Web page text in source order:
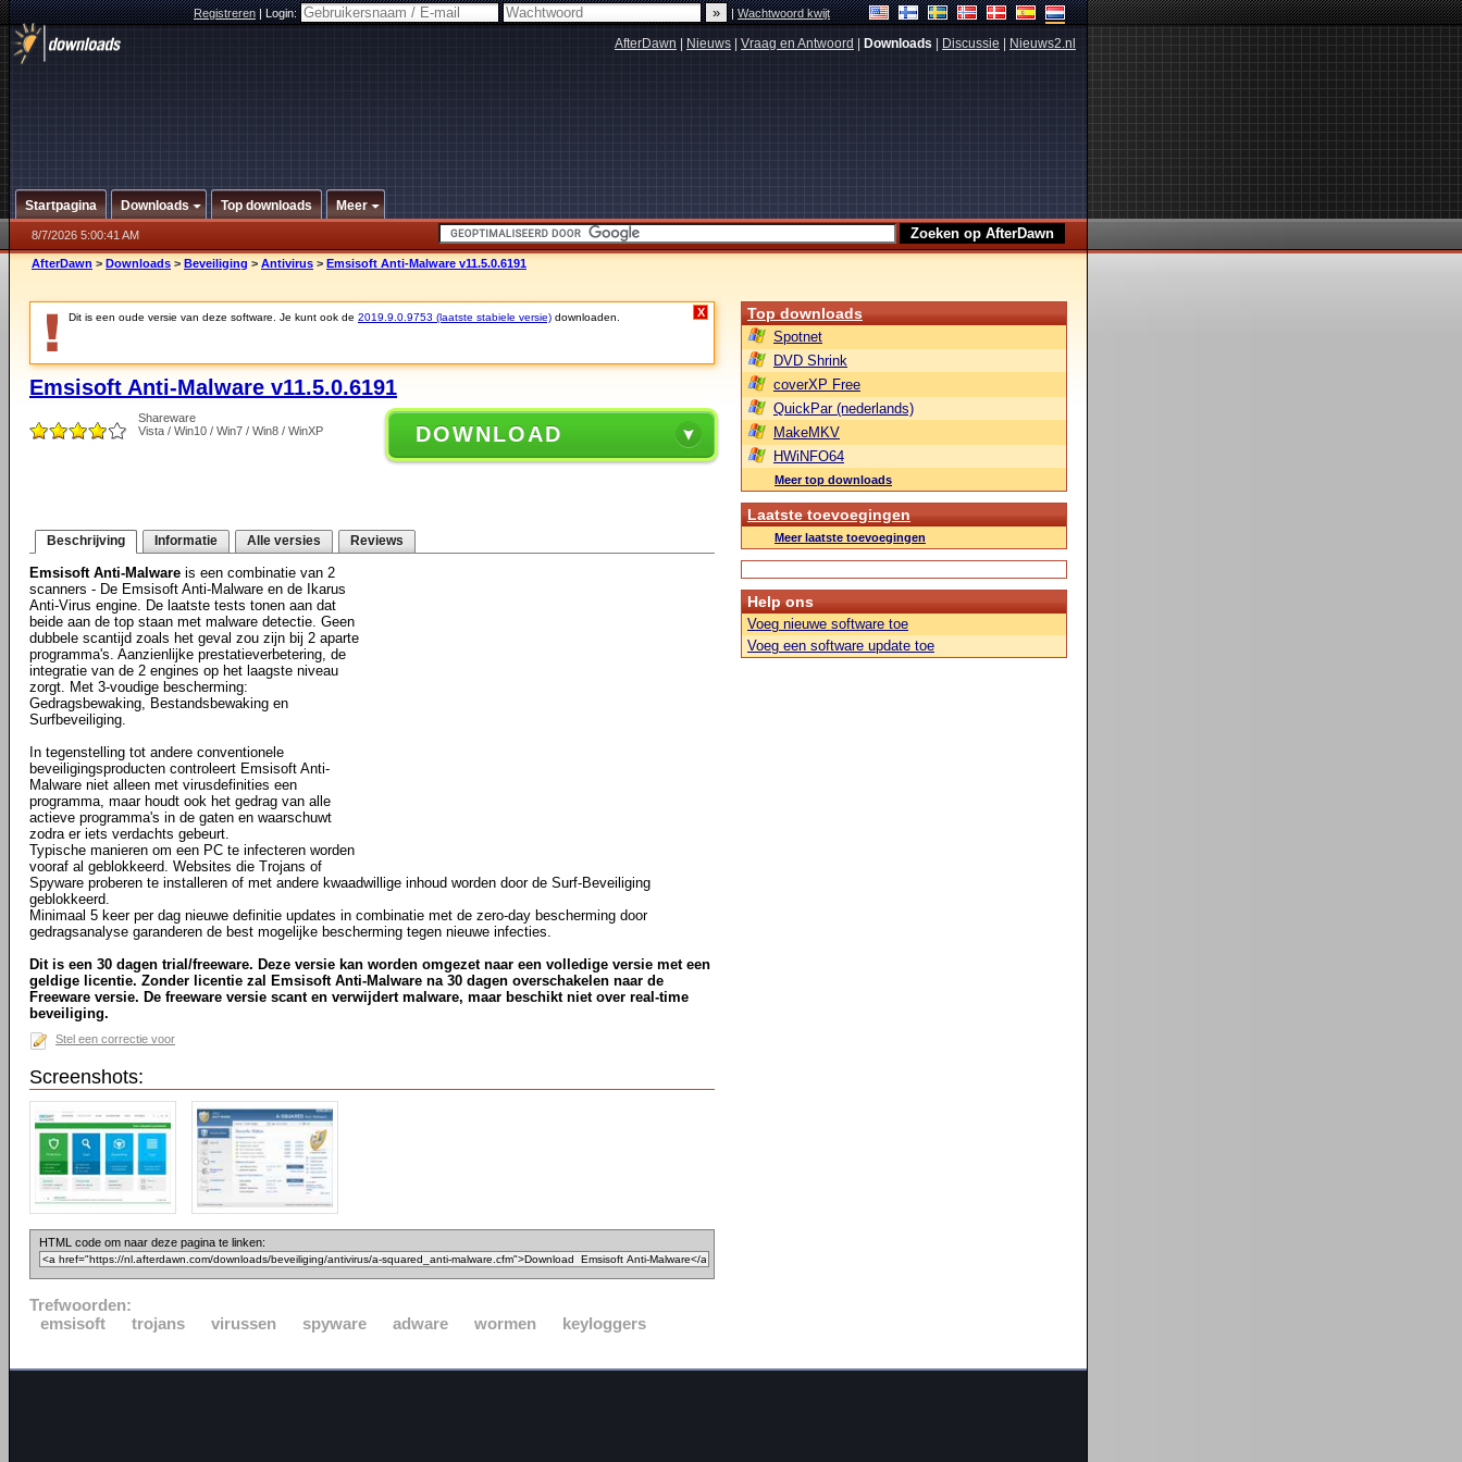
Registreren|Login: |Wachtwoord kwijt
AfterDawn Nieuws Vraag en Antwoord Downloads Discussie Nieuws2.nl
Startpagina Downloads Top downloads Meer
8/7/2026 5:00:41 AM
AfterDawn > Downloads > Beveiliging > Antivirus > Emsisoft Anti-Malware v11.5.0.6191
Dit is een oude versie van deze software. Je kunt ook de 2019.9.0.9753 (laatste stabiele versie) downloaden. X
Emsisoft Anti-Malware v11.5.0.6191
Shareware
Vista / Win10 / Win7 / Win8 / WinXP
DOWNLOAD
Beschrijving Informatie Alle versies Reviews
Emsisoft Anti-Malware is een combinatie van 2
scanners - De Emsisoft Anti-Malware en de Ikarus
Anti-Virus engine. De laatste tests tonen aan dat
beide aan de top staan met malware detectie. Geen
dubbele scantijd zoals het geval zou zijn bij 2 aparte
programma's. Aanzienlijke prestatieverbetering, de
integratie van de 2 engines op het laagste niveau
zorgt. Met 3-voudige bescherming:
Gedragsbewaking, Bestandsbewaking en
Surfbeveiliging.
In tegenstelling tot andere conventionele
beveiligingsproducten controleert Emsisoft Anti-
Malware niet alleen met virusdefinities een
programma, maar houdt ook het gedrag van alle
actieve programma's in de gaten en waarschuwt
zodra er iets verdachts gebeurt.
Typische manieren om een PC te infecteren worden
vooraf al geblokkeerd. Websites die Trojans of
Spyware proberen te installeren of met andere kwaadwillige inhoud worden door de Surf-Beveiliging
geblokkeerd.
Minimaal 5 keer per dag nieuwe definitie updates in combinatie met de zero-day bescherming door
gedragsanalyse garanderen de best mogelijke bescherming tegen nieuwe infecties.
Dit is een 30 dagen trial/freeware. Deze versie kan worden omgezet naar een volledige versie met een
geldige licentie. Zonder licentie zal Emsisoft Anti-Malware na 30 dagen overschakelen naar de
Freeware versie. De freeware versie scant en verwijdert malware, maar beschikt niet over real-time
beveiliging.
Stel een correctie voor
Screenshots:
HTML code om naar deze pagina te linken:
Trefwoorden:
emsisoft
trojans virussen spyware adware wormen keyloggers
Top downloads
Spotnet
DVD Shrink
coverXP Free
QuickPar (nederlands)
MakeMKV
HWiNFO64
Meer top downloads
Laatste toevoegingen
Meer laatste toevoegingen
Help ons
Voeg nieuwe software toe
Voeg een software update toe